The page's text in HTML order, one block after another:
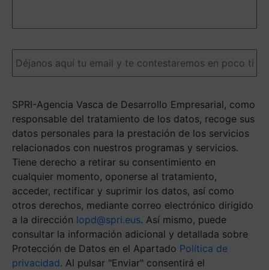
darte
una
ágil.
(Obligatorio)
Email (Obligatorio)
SPRI-Agencia Vasca de Desarrollo Empresarial, como
responsable del tratamiento de los datos, recoge sus
datos personales para la prestación de los servicios
relacionados con nuestros programas y servicios.
Tiene derecho a retirar su consentimiento en
cualquier momento, oponerse al tratamiento,
acceder, rectificar y suprimir los datos, así como
otros derechos, mediante correo electrónico dirigido
a la dirección lopd@spri.eus. Así mismo, puede
consultar la información adicional y detallada sobre
Protección de Datos en el Apartado Política de
privacidad. Al pulsar "Enviar" consentirá el